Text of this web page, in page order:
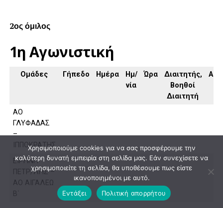
2ος όμιλος
1η Αγωνιστική
Ομάδες Γήπεδο Ημέρα
Ημ/
νία
Ώρα
Διαιτητής,
Βοηθοί
Διαιτητή
ΑΟ
ΓΛΥΦΑΔΑΣ
–
ΙΠΠΟΚΡΑΤΗΣ
ΕΙΡΗΝΗ
ΠΕΤΡ/ΛΗΣ –
ΑΟ ΑΙΓΑΛΕΩ
Β΄
Χρησιμοποιούμε cookies για να σας προσφέρουμε την
καλύτερη δυνατή εμπειρία στη σελίδα μας. Εάν συνεχίσετε να
χρησιμοποιείτε τη σελίδα, θα υποθέσουμε πως είστε
ικανοποιημένοι με αυτό.
Εντάξει
Πολιτική απορρήτου